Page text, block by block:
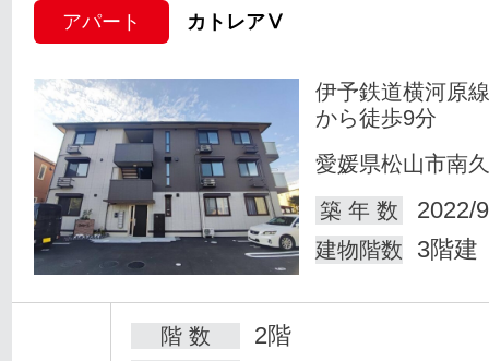
アパート カトレアⅤ
伊予鉄道横河原
から徒歩9分
愛媛県松山市南
築 年 数
2022/
建物階数 3階建
階 数 2階